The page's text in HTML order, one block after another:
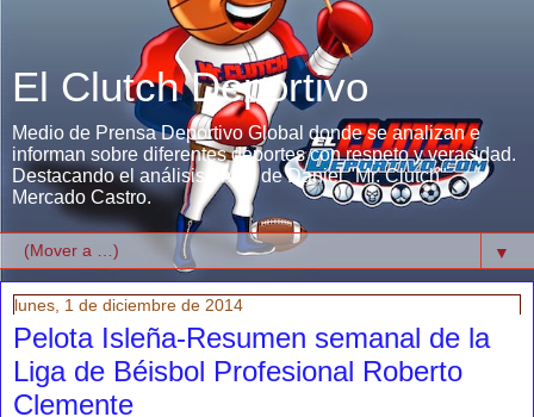
El Clutch Deportivo
Medio de Prensa Deportivo Global donde se analizan e
informan sobre diferentes deportes con respeto y veracidad.
Destacando el análisis único de Daniel "Mr. Clutch"
Mercado Castro.
▼
lunes, 1 de diciembre de 2014
Pelota Isleña-Resumen semanal de la
Liga de Béisbol Profesional Roberto
Clemente